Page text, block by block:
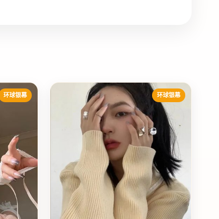
环球银幕 环球银幕